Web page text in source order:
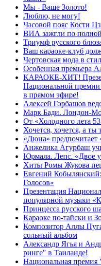
Мы - Ваше Золото!
Люблю, не могу!
Часовой пояс Кости
ВИА зажгли по
Триумф русского
Ваш караоке-клуб
Чертовская мода в
Особенная премьера
КАРАОКЕ-ХИТ!
Национальной премии
в прямом эфире!
Алексей Горбашов
Марк Бади. Лондон-
От «Холодного лета
Хочется, хочется, а ты
«Дюна» предпочитает
Анжелика Агурбаш
Юрмала. Лепс. «Двое
Хиты Ромы Жукова
Евгений
Голосов»
Презентация
популярной музыки
Принцесса русского
Караоке по-тайски и
Композитор Аллы
сольный альбом
Александр Ягья и
ринге" в Таиланде!
Национальная премия